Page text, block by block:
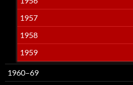
1957
1958
1959
1960–69